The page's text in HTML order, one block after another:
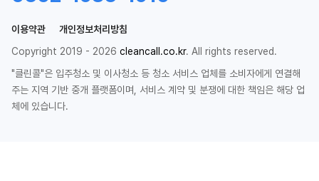
이용약관
개인정보처리방침
Copyright 2019 - 2026 cleancall.co.kr. All rights reserved.
"클린콜"은 입주청소 및 이사청소 등 청소 서비스 업체를 소비자에게 연결해
주는 지역 기반 중개 플랫폼이며, 서비스 계약 및 분쟁에 대한 책임은 해당 업
체에 있습니다.